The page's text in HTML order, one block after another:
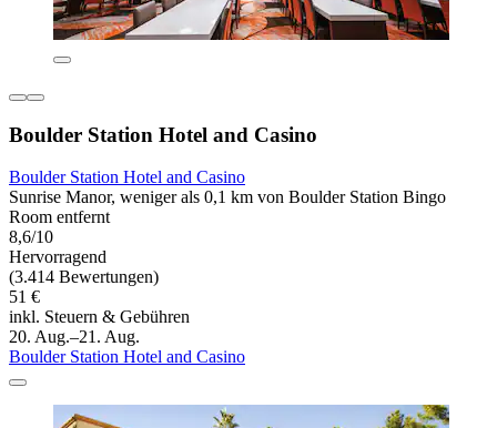
Boulder Station Hotel and Casino
Boulder Station Hotel and Casino
Sunrise Manor, weniger als 0,1 km von Boulder Station Bingo
Room entfernt
8,6/10
Hervorragend
(3.414 Bewertungen)
51 €
inkl. Steuern & Gebühren
20. Aug.–21. Aug.
Boulder Station Hotel and Casino